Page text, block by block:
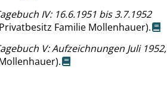
IV: 16.6.1951 bis 3.7.1952
Familie Mollenhauer).
V: Aufzeichnungen Juli 1952,